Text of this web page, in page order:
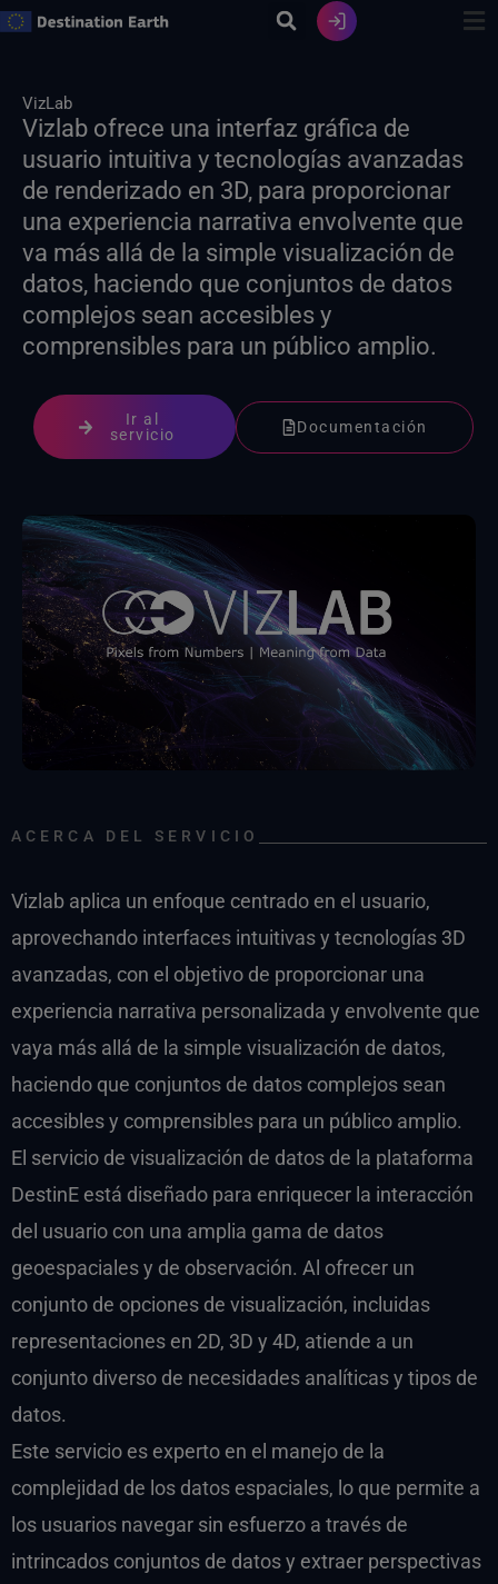
Ir
VizLab
Vizlab ofrece una interfaz gráfica de
usuario intuitiva y tecnologías avanzadas
de renderizado en 3D, para proporcionar
una experiencia narrativa envolvente que
va más allá de la simple visualización de
datos, haciendo que conjuntos de datos
complejos sean accesibles y
comprensibles para un público amplio.
Ir al
servicio
Documentación
ACERCA DEL SERVICIO
Vizlab aplica un enfoque centrado en el usuario,
aprovechando interfaces intuitivas y tecnologías 3D
avanzadas, con el objetivo de proporcionar una
experiencia narrativa personalizada y envolvente que
vaya más allá de la simple visualización de datos,
haciendo que conjuntos de datos complejos sean
accesibles y comprensibles para un público amplio.
El servicio de visualización de datos de la plataforma
DestinE está diseñado para enriquecer la interacción
del usuario con una amplia gama de datos
geoespaciales y de observación. Al ofrecer un
conjunto de opciones de visualización, incluidas
representaciones en 2D, 3D y 4D, atiende a un
conjunto diverso de necesidades analíticas y tipos de
datos.
Este servicio es experto en el manejo de la
complejidad de los datos espaciales, lo que permite a
los usuarios navegar sin esfuerzo a través de
intrincados conjuntos de datos y extraer perspectivas